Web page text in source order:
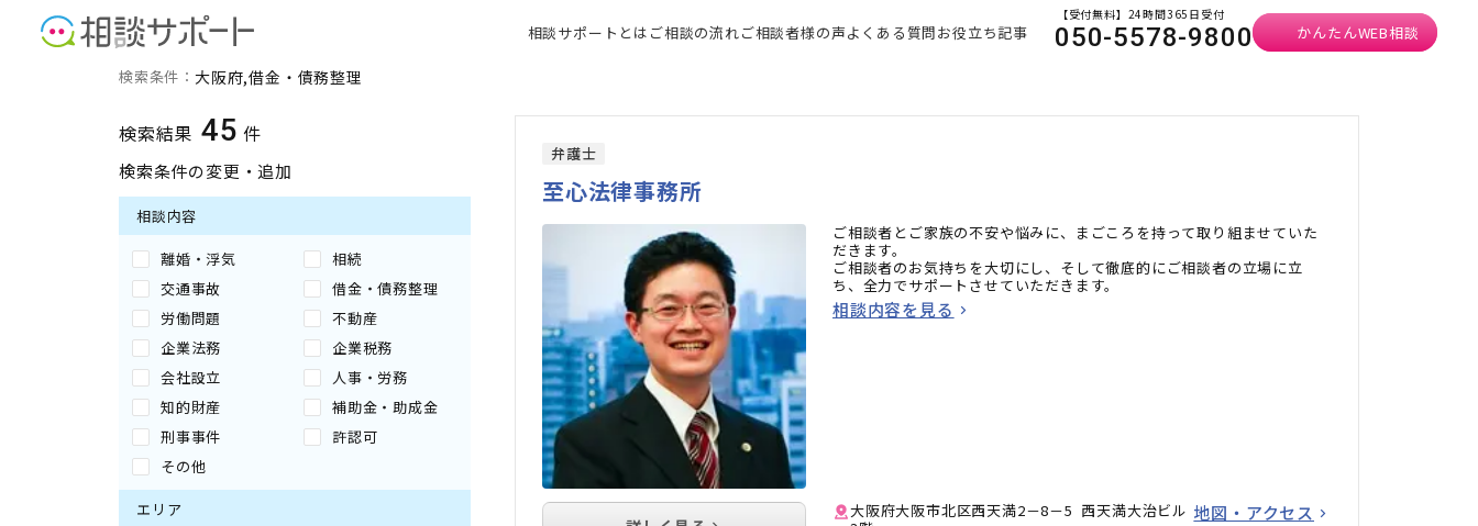
相談サポートとは ご相談の流れご相談者様の声よくある質問お役立ち記事
【受付無料】24時間365日受付
050-5578-9800 かんたんWEB相談
大阪府の借金・債務整理に強い専門家の検索結果
検索条件： 大阪府 借金・債務整理
検索結果 45 件
検索条件の変更・追加
相談内容
離婚・浮気
相続
交通事故
借金・債務整理
労働問題
不動産
企業法務
企業税務
会社設立
人事・労務
知的財産
補助金・助成金
刑事事件
許認可
その他
エリア
弁護士
至心法律事務所
ご相談者とご家族の不安や悩みに、まごころを持って取り組ませていた
だきます。
ご相談者のお気持ちを大切にし、そして徹底的にご相談者の立場に立
ち、全力でサポートさせていただきます。
相談内容を見る
大阪府大阪市北区西天満2－8－5 西天満大治ビル 地図・アクセス